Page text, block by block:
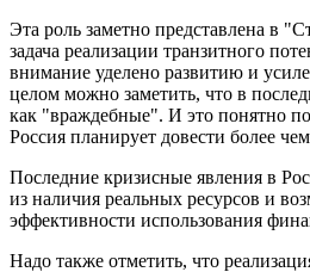
Эта роль заметно представлена в
задача реализации транзитного
внимание уделено развитию и
целом можно заметить, что в
как "враждебные". И это понятно
Россия планирует довести более
Последние кризисные явления в
из наличия реальных ресурсов и
эффективности использования
Надо также отметить, что